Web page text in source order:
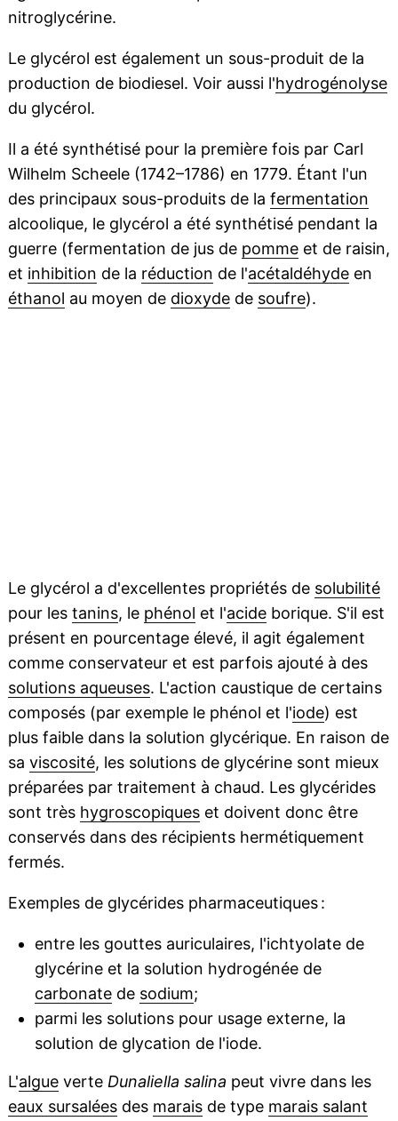
nitroglycérine.
Le glycérol est également un sous-produit de la
production de biodiesel. Voir aussi l'hydrogénolyse
du glycérol.
Il a été synthétisé pour la première fois par Carl
Wilhelm Scheele (1742–1786) en 1779. Étant l'un
des principaux sous-produits de la fermentation
alcoolique, le glycérol a été synthétisé pendant la
guerre (fermentation de jus de pommeet de raisin,
et inhibition de la réduction de l'acétaldéhydeen
éthanol au moyen de dioxydede soufre).
Le glycérol a d'excellentes propriétés de solubilité
pour les tanins, le phénol et l'acideborique. S'il est
présent en pourcentage élevé, il agit également
comme conservateur et est parfois ajouté à des
solutions aqueuses. L'action caustique de certains
composés (par exemple le phénol et l'iode) est
plus faible dans la solution glycérique. En raison de
sa viscosité, les solutions de glycérine sont mieux
préparées par traitement à chaud. Les glycérides
sont très hygroscopiqueset doivent donc être
conservés dans des récipients hermétiquement
fermés.
Exemples de glycérides pharmaceutiques :
entre les gouttes auriculaires, l'ichtyolate de
glycérine et la solution hydrogénée de
carbonatede sodium;
parmi les solutions pour usage externe, la
solution de glycation de l'iode.
L'algueverte Dunaliella salina peut vivre dans les
eaux sursaléesdes maraisde type marais salant